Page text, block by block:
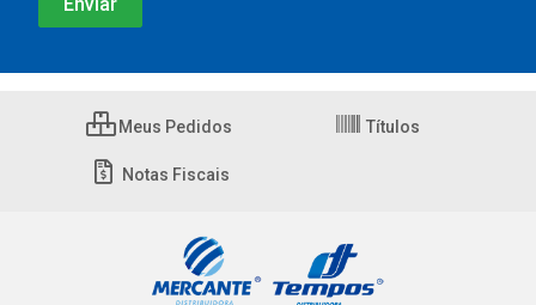
Meus Pedidos Títulos
Notas Fiscais